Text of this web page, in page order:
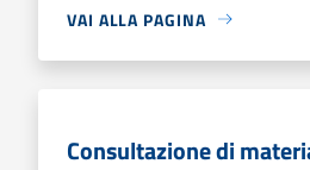
VAI ALLA PAGINA
Consultazione di